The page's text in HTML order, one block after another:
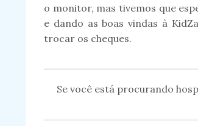
o monitor, mas tivemos que
e dando as boas vindas à
trocar os cheques.
Se você está procurando